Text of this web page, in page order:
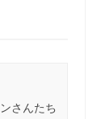
さんたち